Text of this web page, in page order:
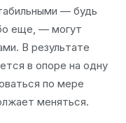
— будь
еще, — могут
В результате
в опоре на одну
по мере
меняться.